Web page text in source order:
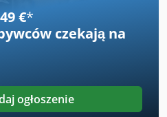
€*
czekają na
ogłoszenie